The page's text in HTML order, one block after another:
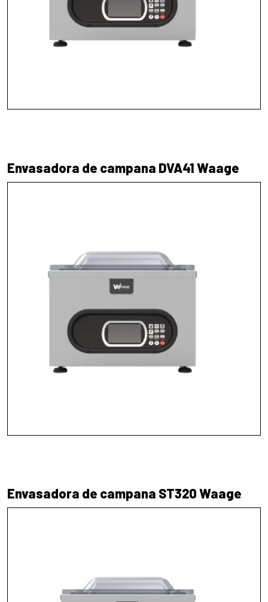
Envasadora de campana DVA41 Waage
Envasadora de campana ST320 Waage